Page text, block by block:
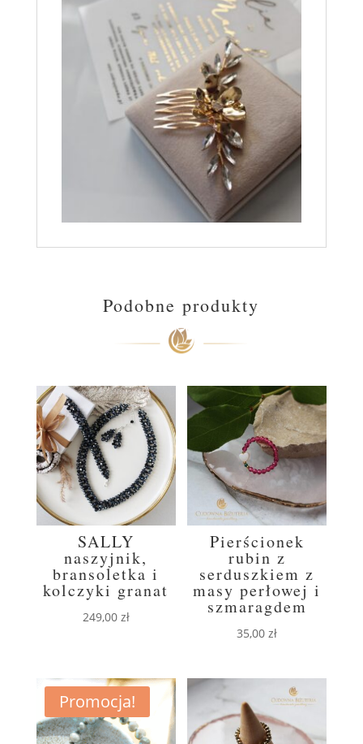
Podobne produkty
SALLY
naszyjnik,
bransoletka i
kolczyki granat
249,00 zł
Pierścionek
rubin z
serduszkiem z
masy perłowej i
szmaragdem
35,00zł
Promocja!